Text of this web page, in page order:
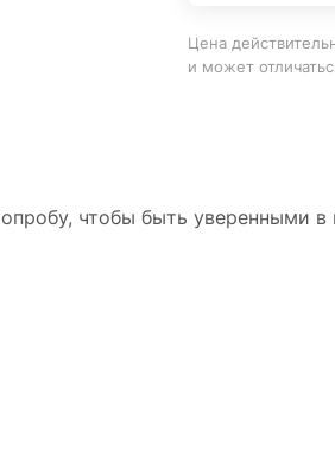
Цена
и может
чтобы быть уверенными в